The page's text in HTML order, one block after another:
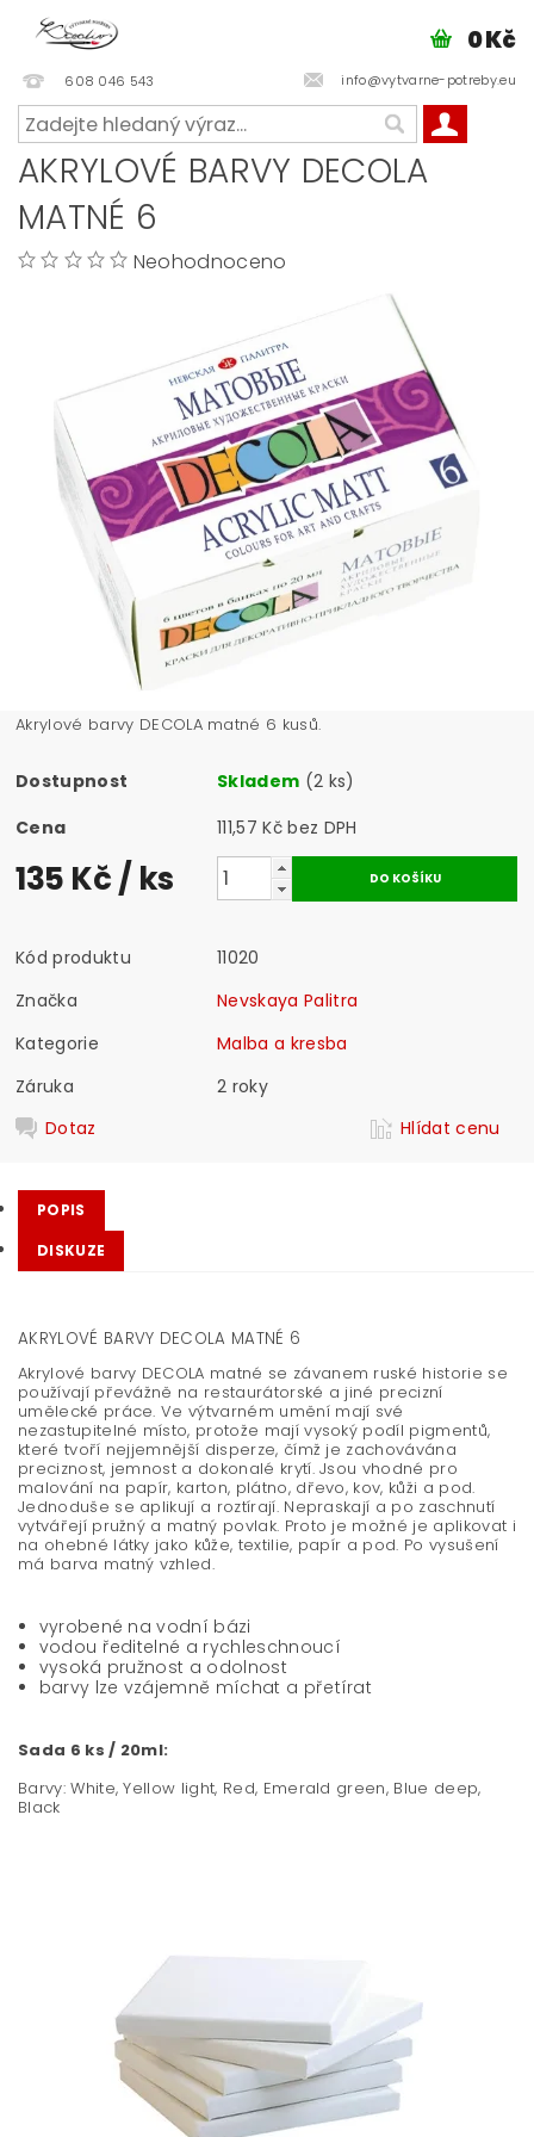
608 046 543 info@vytvarne-potreby.eu
0 Kč
AKRYLOVÉ BARVY DECOLA
MATNÉ 6
Neohodnoceno
Akrylové barvy DECOLA matné 6 kusů.
Dostupnost Skladem (2 ks)
Cena
111,57 Kč bez DPH
135 Kč/ ks
Kód produktu
11020
Značka
Nevskaya Palitra
Kategorie
Malba a kresba
Záruka
2 roky
Dotaz
Hlídat cenu
POPIS
DISKUZE
AKRYLOVÉ BARVY DECOLA MATNÉ 6
Akrylové barvy DECOLA matné se závanem ruské historie se
používají převážně na restaurátorské a jiné precizní
umělecké práce. Ve výtvarném umění mají své
nezastupitelné místo, protože mají vysoký podíl pigmentů,
které tvoří nejjemnější disperze, čímž je zachovávána
preciznost, jemnost a dokonalé krytí. Jsou vhodné pro
malování na papír, karton, plátno, dřevo, kov, kůži a pod.
Jednoduše se aplikují a roztírají. Nepraskají a po zaschnutí
vytvářejí pružný a matný povlak. Proto je možné je aplikovat i
na ohebné látky jako kůže, textilie, papír a pod. Po vysušení
má barva matný vzhled.
vyrobené na vodní bázi
vodou ředitelné a rychleschnoucí
vysoká pružnost a odolnost
barvy lze vzájemně míchat a přetírat
Sada 6 ks / 20ml:
Barvy: White, Yellow light, Red, Emerald green, Blue deep,
Black